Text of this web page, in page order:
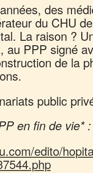
des
du CHU
La raison ?
au PPP signé
de la
public
en fin de vie* :
edito/